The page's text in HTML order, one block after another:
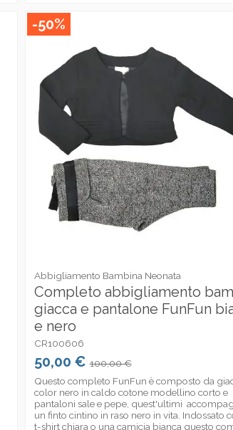
-50%
Abbigliamento Bambina Neonata
Completo abbigliamento
giacca e pantalone FunFun
e nero
CR100606
50,00 €100,00 €
Questo completo FunFun è composto da
color nero in caldo cotone modellino corto e
pantaloni sale e pepe, quest'ultimi
un finto cintino in raso nero in vita. Indossato
t-shirt chiara o una camicia bianca questo